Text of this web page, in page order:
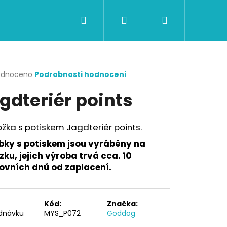
CERTIFIKÁTY A POUKAZY BAZAR
Přihlášení
Podrobnosti hodnocení
points
s potiskem Jagdteriér points.
s potiskem jsou vyráběny na
jejich výroba trvá cca. 10
dnů od zaplacení.
Kód:
MYS_P072
Značka:
Goddog